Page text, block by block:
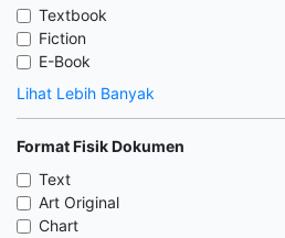
Textbook
Fiction
E-Book
Lihat Lebih Banyak
Format Fisik Dokumen
Text
Art Original
Chart